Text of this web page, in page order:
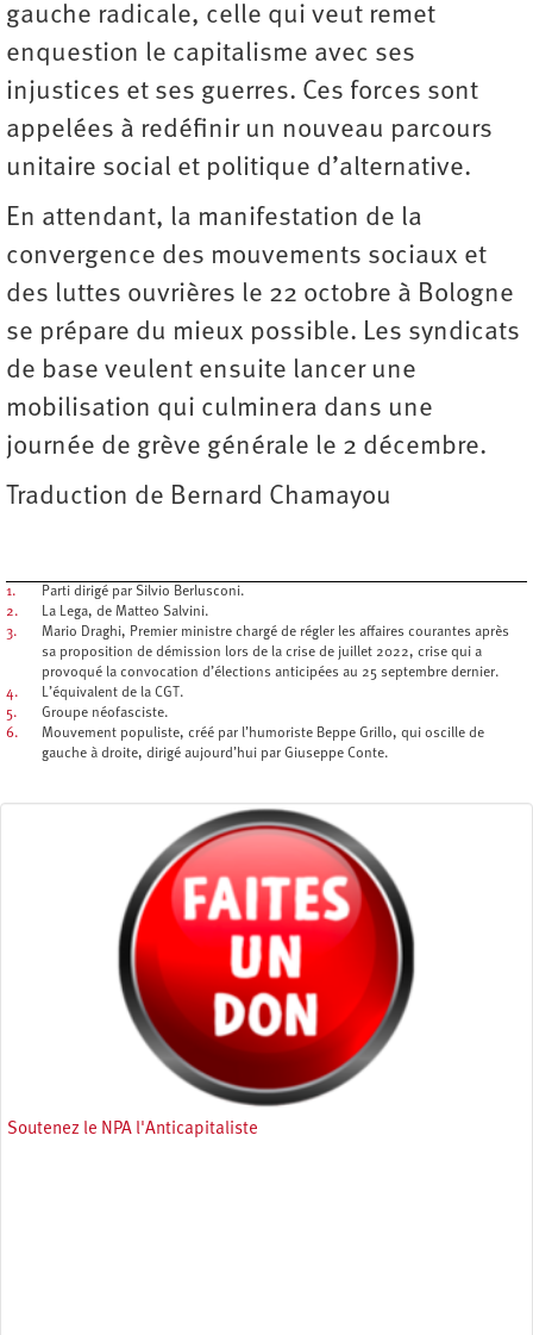
gauche radicale, celle qui veut remet
enquestion le capitalisme avec ses
injustices et ses guerres. Ces forces sont
appelées à redéfinir un nouveau parcours
unitaire social et politique d’alternative.
En attendant, la manifestation de la
convergence des mouvements sociaux et
des luttes ouvrières le 22 octobre à Bologne
se prépare du mieux possible. Les syndicats
de base veulent ensuite lancer une
mobilisation qui culminera dans une
journée de grève générale le 2 décembre.
Traduction de Bernard Chamayou
1.
Parti dirigé par Silvio Berlusconi.
2.
La Lega, de Matteo Salvini.
3.
Mario Draghi, Premier ministre chargé de régler les affaires courantes après
sa proposition de démission lors de la crise de juillet 2022, crise qui a
provoqué la convocation d’élections anticipées au 25 septembre dernier.
4.
L’équivalent de la CGT.
5.
Groupe néofasciste.
6.
Mouvement populiste, créé par l’humoriste Beppe Grillo, qui oscille de
gauche à droite, dirigé aujourd’hui par Giuseppe Conte.
Soutenez le NPA l'Anticapitaliste